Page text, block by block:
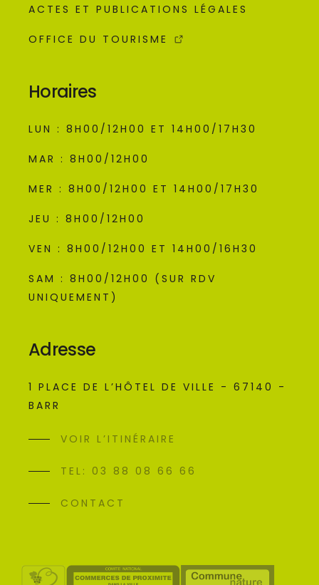
ACTES ET PUBLICATIONS LÉGALES
OFFICE DU TOURISME
Horaires
LUN : 8H00/12H00 ET 14H00/17H30
MAR : 8H00/12H00
MER : 8H00/12H00 ET 14H00/17H30
JEU : 8H00/12H00
VEN : 8H00/12H00 ET 14H00/16H30
SAM : 8H00/12H00 (SUR RDV
UNIQUEMENT)
Adresse
1 PLACE DE L’HÔTEL DE VILLE - 67140 -
BARR
VOIR L’ITINÉRAIRE
TEL: 03 88 08 66 66
CONTACT